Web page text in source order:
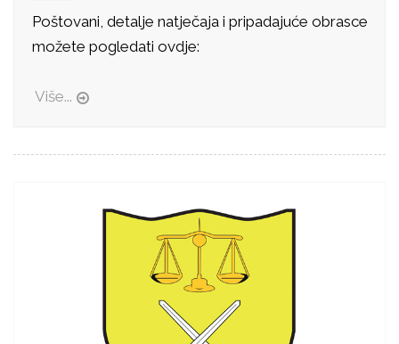
Poštovani, detalje natječaja i pripadajuće obrasce
možete pogledati ovdje:
Više...